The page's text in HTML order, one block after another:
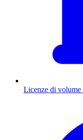
Licenze di volume